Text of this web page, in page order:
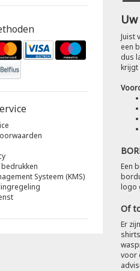
Systeem (KMS)
Juist
een
dus
krijgt
Een
logo
Of
Er
voor